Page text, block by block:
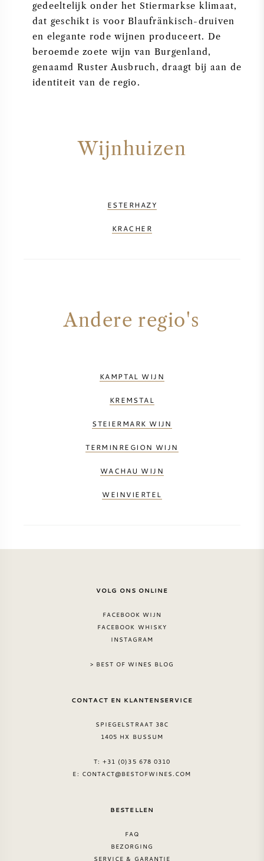
gedeeltelijk onder het Stiermarkse klimaat,
dat geschikt is voor Blaufränkisch-druiven
en elegante rode wijnen produceert. De
beroemde zoete wijn van Burgenland,
genaamd Ruster Ausbruch, draagt bij aan de
identiteit van de regio.
Wijnhuizen
ESTERHAZY
KRACHER
Andere regio's
KAMPTAL WIJN
KREMSTAL
STEIERMARK WIJN
TERMINREGION WIJN
WACHAU WIJN
WEINVIERTEL
VOLG ONS ONLINE
FACEBOOK WIJN
FACEBOOK WHISKY
INSTAGRAM
> BEST OF WINES BLOG
CONTACT EN KLANTENSERVICE
SPIEGELSTRAAT 38C
1405 HX BUSSUM
T: +31 (0)35 678 0310
E: CONTACT@BESTOFWINES.COM
BESTELLEN
FAQ
BEZORGING
SERVICE & GARANTIE